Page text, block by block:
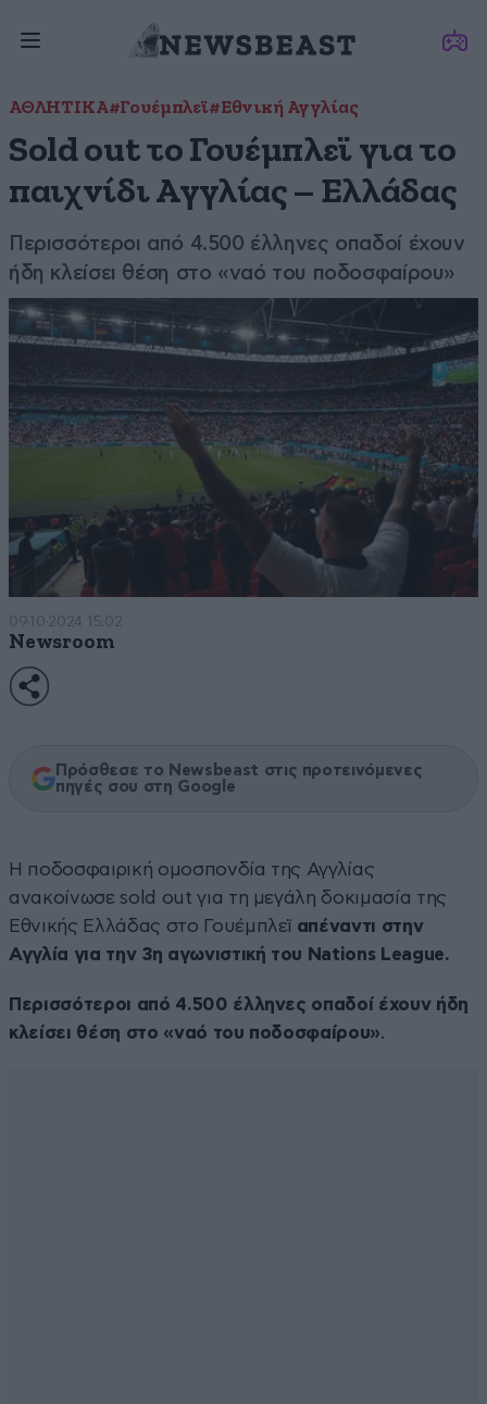
ΑΘΛΗΤΙΚΑ#Γουέμπλεϊ#Εθνική Αγγλίας
Sold out το Γουέμπλεϊ για το
παιχνίδι Αγγλίας – Ελλάδας
Περισσότεροι από 4.500 έλληνες οπαδοί έχουν
ήδη κλείσει θέση στο «ναό του ποδοσφαίρου»
09·10·2024 15:02
Newsroom
Πρόσθεσε το Newsbeast στις προτεινόμενες
πηγές σου στη Google
Η ποδοσφαιρική ομοσπονδία της Αγγλίας
ανακοίνωσε sold out για τη μεγάλη δοκιμασία της
Εθνικής Ελλάδας στο Γουέμπλεϊ απέναντι στην
Αγγλία για την 3η αγωνιστική του Nations League.
Περισσότεροι από 4.500 έλληνες οπαδοί έχουν ήδη
κλείσει θέση στο «ναό του ποδοσφαίρου».